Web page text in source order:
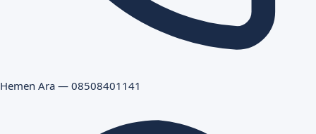
Hemen Ara — 08508401141